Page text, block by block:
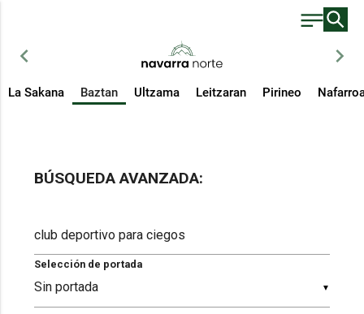
chevron_left chevron_right
La Sakana Baztan Ultzama Leitzaran Pirineo
BÚSQUEDA AVANZADA:
▼
Selección de portada